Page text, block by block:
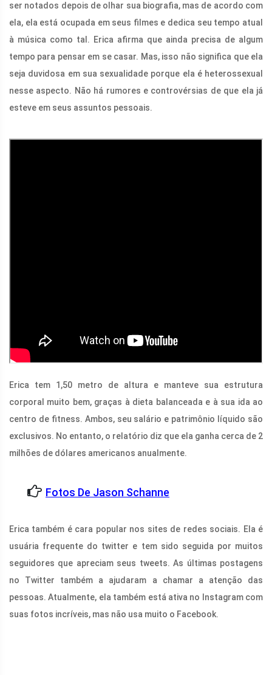
ser notados depois de olhar sua biografia, mas de acordo com
ela, ela está ocupada em seus filmes e dedica seu tempo atual
à música como tal. Erica afirma que ainda precisa de algum
tempo para pensar em se casar. Mas, isso não significa que ela
seja duvidosa em sua sexualidade porque ela é heterossexual
nesse aspecto. Não há rumores e controvérsias de que ela já
esteve em seus assuntos pessoais.
Erica tem 1,50 metro de altura e manteve sua estrutura
corporal muito bem, graças à dieta balanceada e à sua ida ao
centro de fitness. Ambos, seu salário e patrimônio líquido são
exclusivos. No entanto, o relatório diz que ela ganha cerca de 2
milhões de dólares americanos anualmente.
Fotos De Jason Schanne
Erica também é cara popular nos sites de redes sociais. Ela é
usuária frequente do twitter e tem sido seguida por muitos
seguidores que apreciam seus tweets. As últimas postagens
no Twitter também a ajudaram a chamar a atenção das
pessoas. Atualmente, ela também está ativa no Instagram com
suas fotos incríveis, mas não usa muito o Facebook.